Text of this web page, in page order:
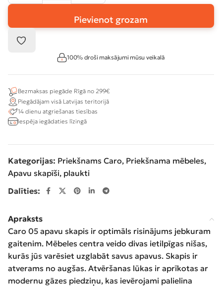
Pievienot grozam
100% droši maksājumi mūsu veikalā
Bezmaksas piegāde Rīgā no 299€
Piegādājam visā Latvijas teritorijā
14 dienu atgriešanas tiesības
Iespēja iegādaties līzingā
Kategorijas: Priekšnams Caro, Priekšnama mēbeles,
Apavu skapīši, plaukti
Dalīties:
Apraksts
Caro 05 apavu skapis ir optimāls risinājums jebkuram
gaitenim. Mēbeles centra veido divas ietilpīgas nišas,
kurās jūs varēsiet uzglabāt savus apavus. Skapis ir
atverams no augšas. Atvēršanas lūkas ir aprīkotas ar
modernu gāzes piedziņu, kas ievērojami palielina